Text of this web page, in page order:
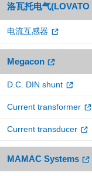
洛瓦托电气
电流互感器
Megacon
D.C. DIN shunt
Current transformer
Current transducer
MAMAC Systems